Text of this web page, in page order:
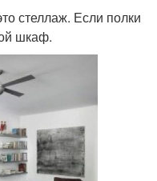
стеллаж. Если полки
шкаф.